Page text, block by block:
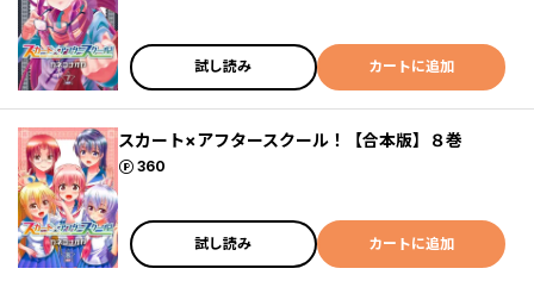
試し読み カートに追加
スカート×アフタースクール！【合本版】８巻
360
ポイント
試し読み カートに追加